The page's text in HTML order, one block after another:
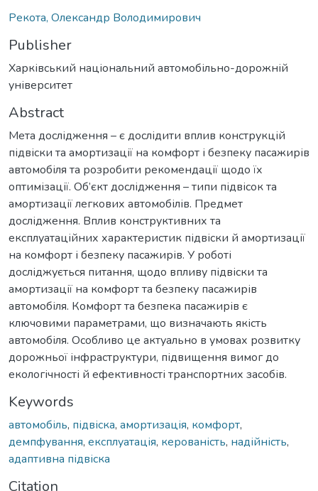
Рекота, Олександр Володимирович
Publisher
Харківський національний автомобільно-дорожній
університет
Abstract
Мета дослідження – є дослідити вплив конструкцій
підвіски та амортизації на комфорт і безпеку пасажирів
автомобіля та розробити рекомендації щодо їх
оптимізації. Об’єкт дослідження – типи підвісок та
амортизації легкових автомобілів. Предмет
дослідження. Вплив конструктивних та
експлуатаційних характеристик підвіски й амортизації
на комфорт і безпеку пасажирів. У роботі
досліджується питання, щодо впливу підвіски та
амортизації на комфорт та безпеку пасажирів
автомобіля. Комфорт та безпека пасажирів є
ключовими параметрами, що визначають якість
автомобіля. Особливо це актуально в умовах розвитку
дорожньої інфраструктури, підвищення вимог до
екологічності й ефективності транспортних засобів.
Keywords
автомобіль, підвіска, амортизація, комфорт,
демпфування, експлуатація, керованість, надійність,
адаптивна підвіска
Citation